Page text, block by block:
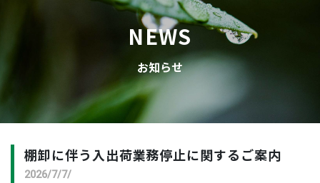
NEWS
お知らせ
棚卸に伴う入出荷業務停止に関するご案内
2026/7/7/